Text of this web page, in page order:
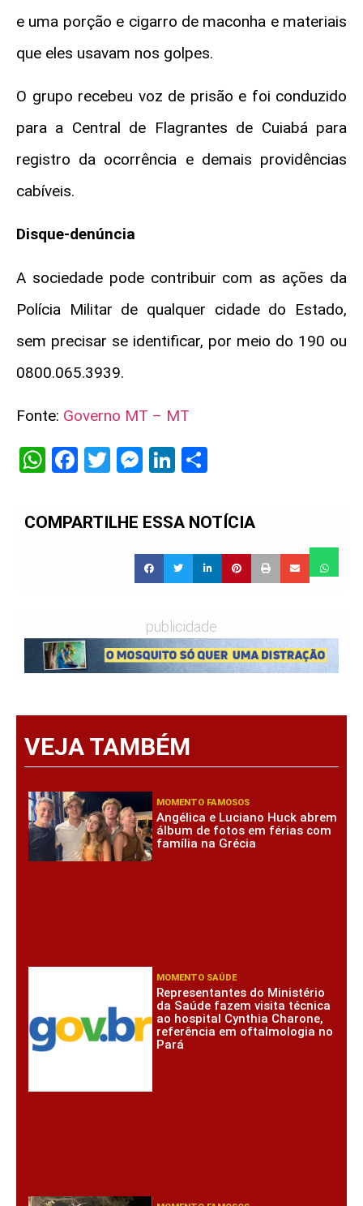
e uma porção e cigarro de maconha e materiais
que eles usavam nos golpes.
O grupo recebeu voz de prisão e foi conduzido
para a Central de Flagrantes de Cuiabá para
registro da ocorrência e demais providências
cabíveis.
Disque-denúncia
A sociedade pode contribuir com as ações da
Polícia Militar de qualquer cidade do Estado,
sem precisar se identificar, por meio do 190 ou
0800.065.3939.
Fonte: Governo MT – MT
WhatsApp
Facebook
Twitter
Messenger
LinkedIn
COMPARTILHE ESSA NOTÍCIA
publicidade
VEJA TAMBÉM
MOMENTO FAMOSOS
Angélica e Luciano Huck abrem
álbum de fotos em férias com
família na Grécia
MOMENTO SAÚDE
Representantes do Ministério
da Saúde fazem visita técnica
ao hospital Cynthia Charone,
referência em oftalmologia no
Pará